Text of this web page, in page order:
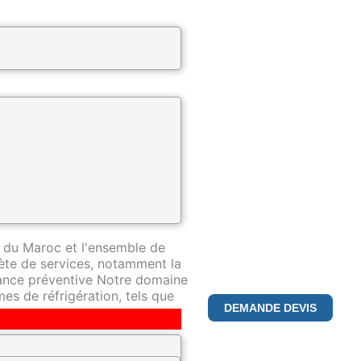
DEMANDE DEVIS
spécialisée dans la
Maroc et l'ensemble de
de services, notamment la
préventive Notre domaine
de réfrigération, tels que